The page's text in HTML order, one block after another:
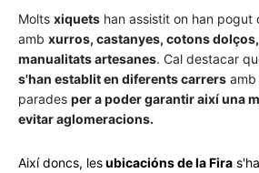
Molts xiquets han assistit on han
amb xurros, castanyes, cotons
manualitats artesanes. Cal destacar
s'han establit en diferents carrers amb
parades per a poder garantir així una
evitar aglomeracions.
Així doncs, lesubicacións de la Fira